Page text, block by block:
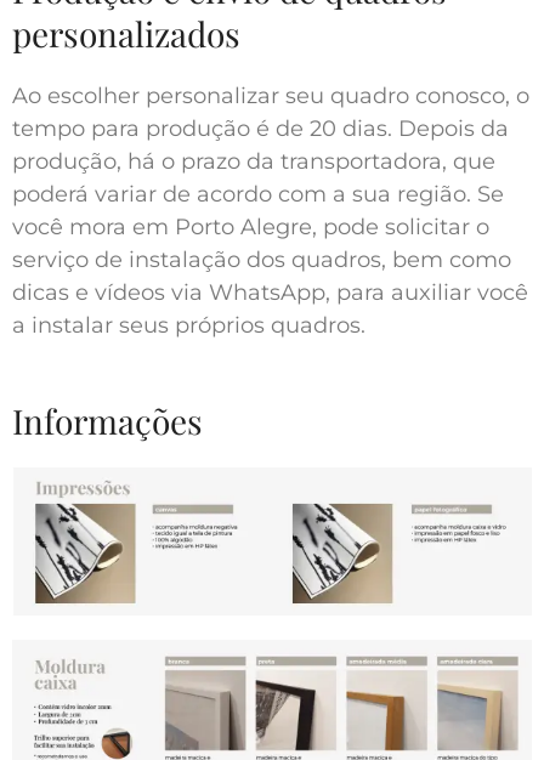
personalizados
Ao escolher personalizar seu quadro conosco, o
tempo para produção é de 20 dias. Depois da
produção, há o prazo da transportadora, que
poderá variar de acordo com a sua região. Se
você mora em Porto Alegre, pode solicitar o
serviço de instalação dos quadros, bem como
dicas e vídeos via WhatsApp, para auxiliar você
a instalar seus próprios quadros.
Informações